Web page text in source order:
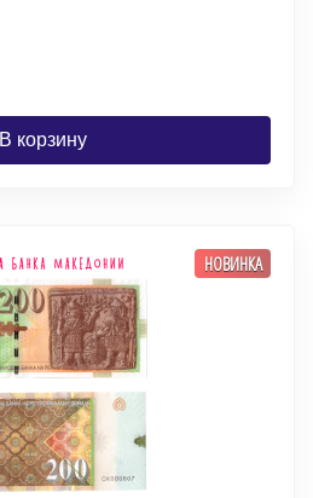
В корзину
НОВИНКА